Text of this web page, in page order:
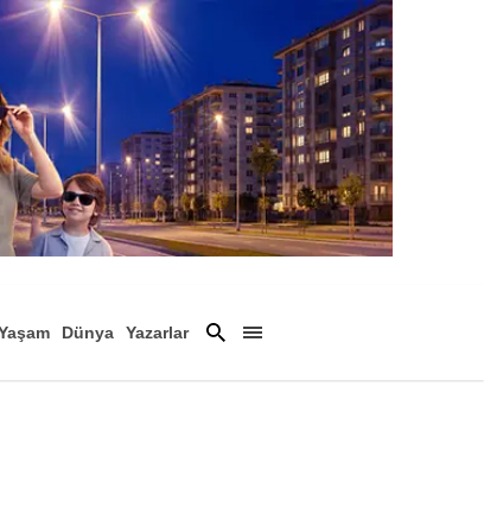
Dünya
Yazarlar